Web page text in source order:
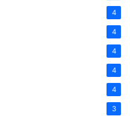
4
4
4
4
4
3